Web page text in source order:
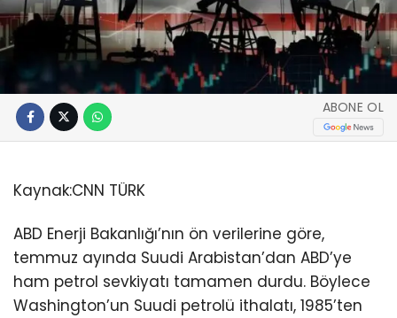
ABONE OL
Kaynak:CNN TÜRK
ABD Enerji Bakanlığı’nın ön verilerine göre,
temmuz ayında Suudi Arabistan’dan ABD’ye
ham petrol sevkiyatı tamamen durdu. Böylece
Washington’un Suudi petrolü ithalatı, 1985’ten